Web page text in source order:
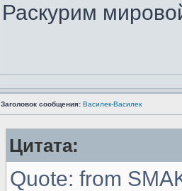
Раскурим
Заголовок сообщения: Василек-Василек
Цитата:
Quote: from